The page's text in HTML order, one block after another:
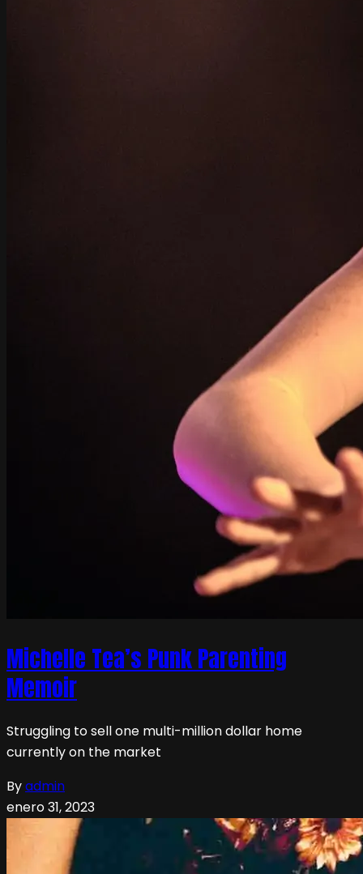
Michelle Tea’s Punk Parenting
Memoir
Struggling to sell one multi-million dollar home
currently on the market
Byadmin
enero 31, 2023